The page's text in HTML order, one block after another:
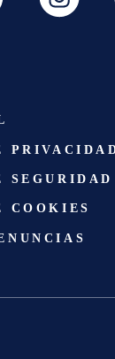
SEGURIDAD
COOKIES